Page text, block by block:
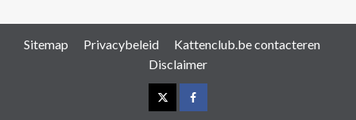
Sitemap Privacybeleid
Kattenclub.be contacteren
Disclaimer
TwitterFacebook